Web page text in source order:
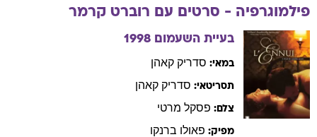
פילמוגרפיה - סרטים עם רוברט קרמר
בעיית השעמום 1998
במאי: סדריק קאהן
תסריטאי: סדריק קאהן
צלם: פסקל מרטי
מפיק: פאולו ברנקו